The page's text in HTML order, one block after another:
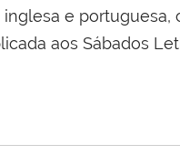
e portuguesa,
aos Sábados